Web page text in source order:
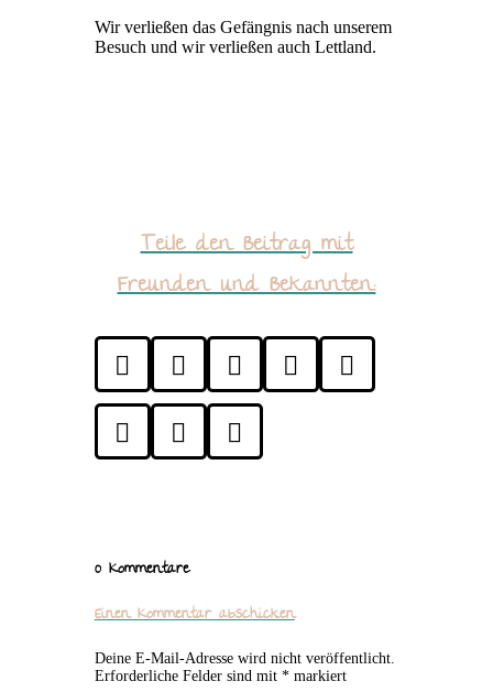
Wir verließen das Gefängnis nach unserem
Besuch und wir verließen auch Lettland.
Teile den Beitrag mit
Freunden und Bekannten:
    
  
0 Kommentare
Einen Kommentar abschicken
Deine E-Mail-Adresse wird nicht veröffentlicht.
Erforderliche Felder sind mit *markiert